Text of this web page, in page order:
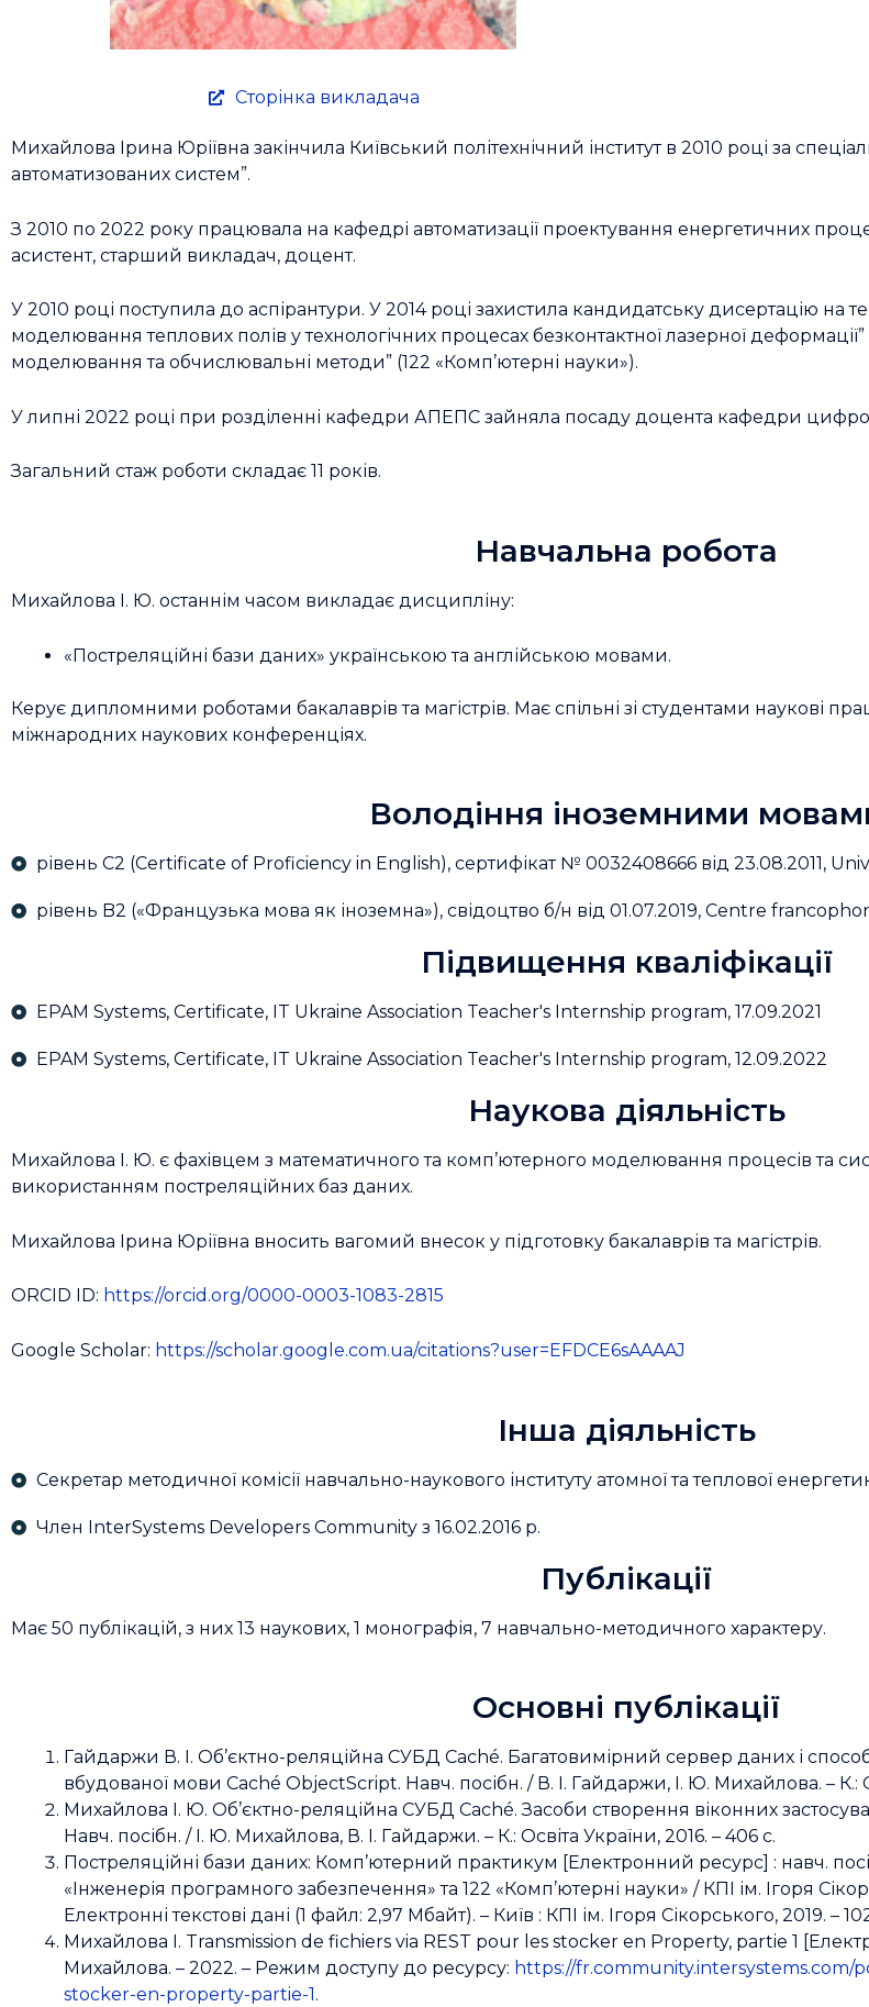
Сторінка викладача
Михайлова Ірина Юріївна закінчила Київський політехнічний інститут в 2010 році за
автоматизованих систем”.
З 2010 по 2022 року працювала на кафедрі автоматизації проектування енергетичних
асистент, старший викладач, доцент.
У 2010 році поступила до аспірантури. У 2014 році захистила кандидатську дисертацію на
моделювання теплових полів у технологічних процесах безконтактної лазерної
моделювання та обчислювальні методи” (122 «Комп’ютерні науки»).
У липні 2022 році при розділенні кафедри АПЕПС зайняла посаду доцента кафедри
Загальний стаж роботи складає 11 років.
Навчальна робота
Михайлова І. Ю. останнім часом викладає дисципліну:
«Постреляційні бази даних» українською та англійською мовами.
Керує дипломними роботами бакалаврів та магістрів. Має спільні зі студентами наукові
міжнародних наукових конференціях.
Володіння іноземними
рівень C2 (Certificate of Proficiency in English), сертифікат № 0032408666 від 23.08.2011,
рівень B2 («Французька мова як іноземна»), свідоцтво б/н від 01.07.2019, Centre
Підвищення кваліфікації
EPAM Systems, Certificate, IT Ukraine Association Teacher's Internship program, 17.09.2021
EPAM Systems, Certificate, IT Ukraine Association Teacher's Internship program, 12.09.2022
Наукова діяльність
Михайлова І. Ю. є фахівцем з математичного та комп’ютерного моделювання процесів та
використанням постреляційних баз даних.
Михайлова Ірина Юріївна вносить вагомий внесок у підготовку бакалаврів та магістрів.
ORCID ID: https://orcid.org/0000-0003-1083-2815
Google Scholar: https://scholar.google.com.ua/citations?user=EFDCE6sAAAAJ
Інша діяльність
Секретар методичної комісії навчально-наукового інституту атомної та теплової
Член InterSystems Developers Community з 16.02.2016 р.
Публікації
Має 50 публікацій, з них 13 наукових, 1 монографія, 7 навчально-методичного характеру.
Основні публікації
Гайдаржи В. І. Об’єктно-реляційна СУБД Caché. Багатовимірний сервер даних і
вбудованої мови Caché ObjectScript. Навч. посібн. / В. І. Гайдаржи, І. Ю. Михайлова. – К.:
Михайлова І. Ю. Об’єктно-реляційна СУБД Caché. Засоби створення віконних
Навч. посібн. / І. Ю. Михайлова, В. І. Гайдаржи. – К.: Освіта України, 2016. – 406 с.
Постреляційні бази даних: Комп’ютерний практикум [Електронний ресурс] : навч.
«Інженерія програмного забезпечення» та 122 «Комп’ютерні науки» / КПІ ім. Ігоря
Електронні текстові дані (1 файл: 2,97 Мбайт). – Київ : КПІ ім. Ігоря Сікорського, 2019. –
Михайлова І. Transmission de fichiers via REST pour les stocker en Property, partie 1
Михайлова. – 2022. – Режим доступу до ресурсу: https://fr.community.intersystems.com/
stocker-en-property-partie-1 .